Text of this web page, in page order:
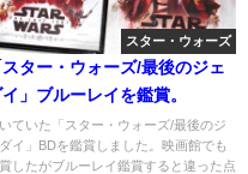
スター・ウォーズ
スター・ウォーズ/最後のジェ
イ」ブルーレイを鑑賞。
ていた「スター・ウォーズ/最後のジ
イ」BDを鑑賞しました。映画館でも
したがブルーレイ鑑賞すると違った点